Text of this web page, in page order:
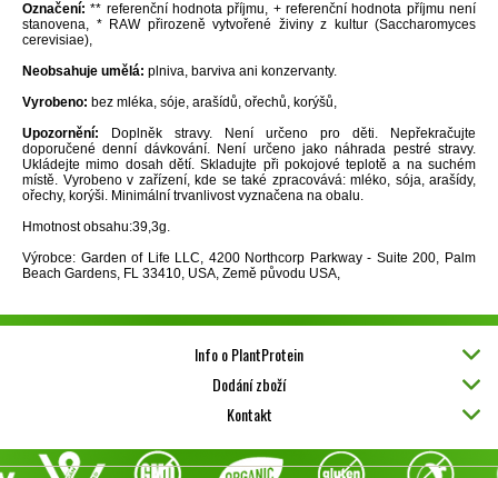
Označení: ** referenční hodnota příjmu, + referenční hodnota příjmu není
stanovena, * RAW přirozeně vytvořené živiny z kultur (Saccharomyces
cerevisiae),
Neobsahuje umělá: plniva, barviva ani konzervanty.
Vyrobeno: bez mléka, sóje, arašídů, ořechů, korýšů,
Upozornění: Doplněk stravy. Není určeno pro děti. Nepřekračujte
doporučené denní dávkování. Není určeno jako náhrada pestré stravy.
Ukládejte mimo dosah dětí. Skladujte při pokojové teplotě a na suchém
místě. Vyrobeno v zařízení, kde se také zpracovává: mléko, sója, arašídy,
ořechy, korýši. Minimální trvanlivost vyznačena na obalu.
Hmotnost obsahu:39,3g.
Výrobce: Garden of Life LLC, 4200 Northcorp Parkway - Suite 200, Palm
Beach Gardens, FL 33410, USA, Země původu USA,
Info o PlantProtein
Dodání zboží
Kontakt